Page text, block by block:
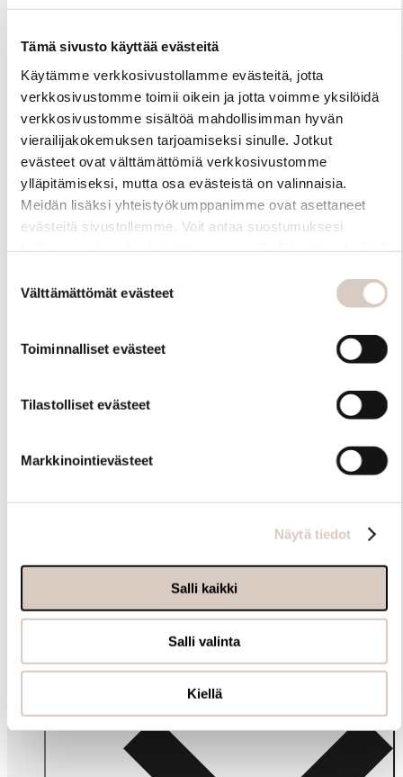
Tämä sivusto käyttää evästeitä
Käytämme verkkosivustollamme evästeitä, jotta
verkkosivustomme toimii oikein ja jotta voimme yksilöidä
verkkosivustomme sisältöä mahdollisimman hyvän
vierailijakokemuksen tarjoamiseksi sinulle. Jotkut
evästeet ovat välttämättömiä verkkosivustomme
ylläpitämiseksi, mutta osa evästeistä on valinnaisia.
Meidän lisäksi yhteistyökumppanimme ovat asettaneet
evästeitä sivustollemme. Voit antaa suostumuksesi
myöhemmin ”Evästeasetukset” -linkin kautta.
valinta
Välttämättömät evästeet
Toiminnalliset evästeet
Tilastolliset evästeet
Markkinointievästeet
Näytä tiedot
Salli kaikki
Salli valinta
Kiellä
Materiaali